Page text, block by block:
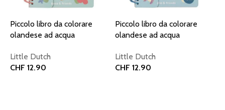
Piccolo libro da colorare
olandese ad acqua
Little Dutch
CHF 12.90
Piccolo libro da colorare
olandese ad acqua
Little Dutch
CHF 12.90